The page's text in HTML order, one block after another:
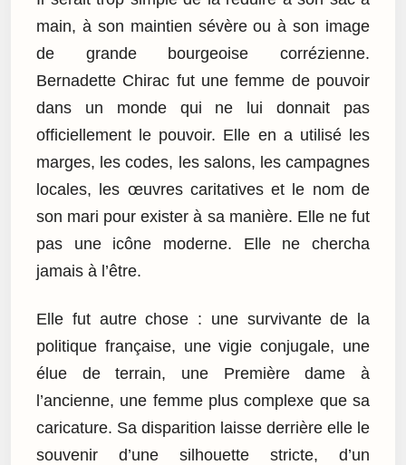
main, à son maintien sévère ou à son image
de grande bourgeoise corrézienne.
Bernadette Chirac fut une femme de pouvoir
dans un monde qui ne lui donnait pas
officiellement le pouvoir. Elle en a utilisé les
marges, les codes, les salons, les campagnes
locales, les œuvres caritatives et le nom de
son mari pour exister à sa manière. Elle ne fut
pas une icône moderne. Elle ne chercha
jamais à l’être.
Elle fut autre chose : une survivante de la
politique française, une vigie conjugale, une
élue de terrain, une Première dame à
l’ancienne, une femme plus complexe que sa
caricature. Sa disparition laisse derrière elle le
souvenir d’une silhouette stricte, d’un